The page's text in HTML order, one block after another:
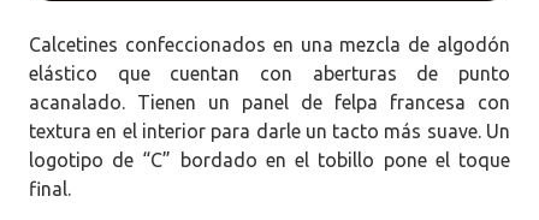
Calcetines confeccionados en una mezcla de algodón
elástico que cuentan con aberturas de punto
acanalado. Tienen un panel de felpa francesa con
textura en el interior para darle un tacto más suave. Un
logotipo de “C” bordado en el tobillo pone el toque
final.